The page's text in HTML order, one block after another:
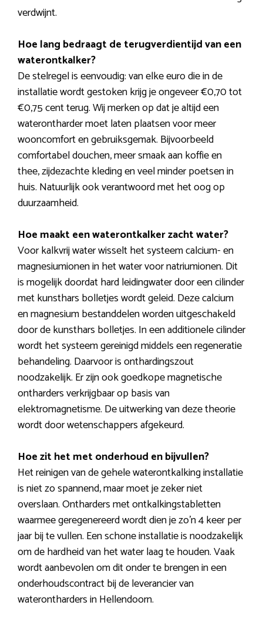
verdwijnt.
Hoe lang bedraagt de terugverdientijd van een
waterontkalker?
De stelregel is eenvoudig: van elke euro die in de
installatie wordt gestoken krijg je ongeveer €0,70 tot
€0,75 cent terug. Wij merken op dat je altijd een
waterontharder moet laten plaatsen voor meer
wooncomfort en gebruiksgemak. Bijvoorbeeld
comfortabel douchen, meer smaak aan koffie en
thee, zijdezachte kleding en veel minder poetsen in
huis. Natuurlijk ook verantwoord met het oog op
duurzaamheid.
Hoe maakt een waterontkalker zacht water?
Voor kalkvrij water wisselt het systeem calcium- en
magnesiumionen in het water voor natriumionen. Dit
is mogelijk doordat hard leidingwater door een cilinder
met kunsthars bolletjes wordt geleid. Deze calcium
en magnesium bestanddelen worden uitgeschakeld
door de kunsthars bolletjes. In een additionele cilinder
wordt het systeem gereinigd middels een regeneratie
behandeling. Daarvoor is onthardingszout
noodzakelijk. Er zijn ook goedkope magnetische
ontharders verkrijgbaar op basis van
elektromagnetisme. De uitwerking van deze theorie
wordt door wetenschappers afgekeurd.
Hoe zit het met onderhoud en bijvullen?
Het reinigen van de gehele waterontkalking installatie
is niet zo spannend, maar moet je zeker niet
overslaan. Ontharders met ontkalkingstabletten
waarmee geregenereerd wordt dien je zo’n 4 keer per
jaar bij te vullen. Een schone installatie is noodzakelijk
om de hardheid van het water laag te houden. Vaak
wordt aanbevolen om dit onder te brengen in een
onderhoudscontract bij de leverancier van
waterontharders in Hellendoorn.